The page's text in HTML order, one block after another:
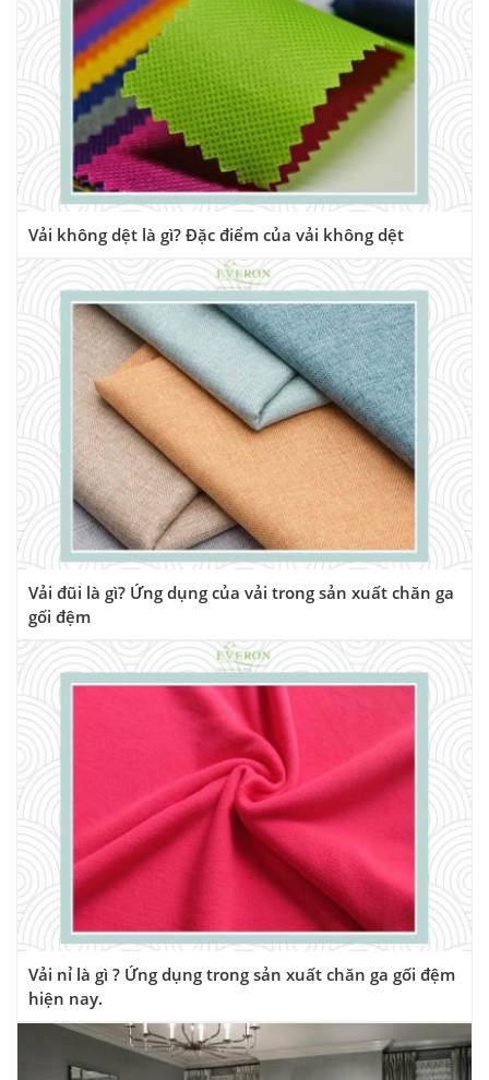
Vải không dệt là gì? Đặc điểm của vải không dệt
Vải đũi là gì? Ứng dụng của vải trong sản xuất chăn ga
gối đệm
Vải nỉ là gì ? Ứng dụng trong sản xuất chăn ga gối đệm
hiện nay.